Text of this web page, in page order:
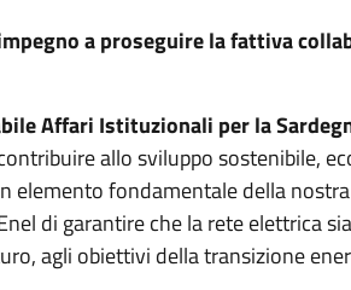
a proseguire la fattiva
Affari Istituzionali perla
allo sviluppo sostenibile,
elemento fondamentale della
di garantire che la rete elettrica
agli obiettivi della transizione